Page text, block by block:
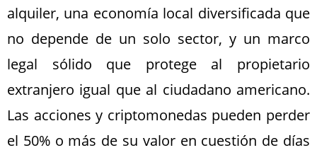
alquiler, una economía local diversificada que
no depende de un solo sector, y un marco
legal sólido que protege al propietario
extranjero igual que al ciudadano americano.
Las acciones y criptomonedas pueden perder
el 50% o más de su valor en cuestión de días